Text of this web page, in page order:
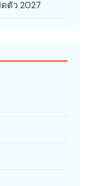
ดตัว 2027